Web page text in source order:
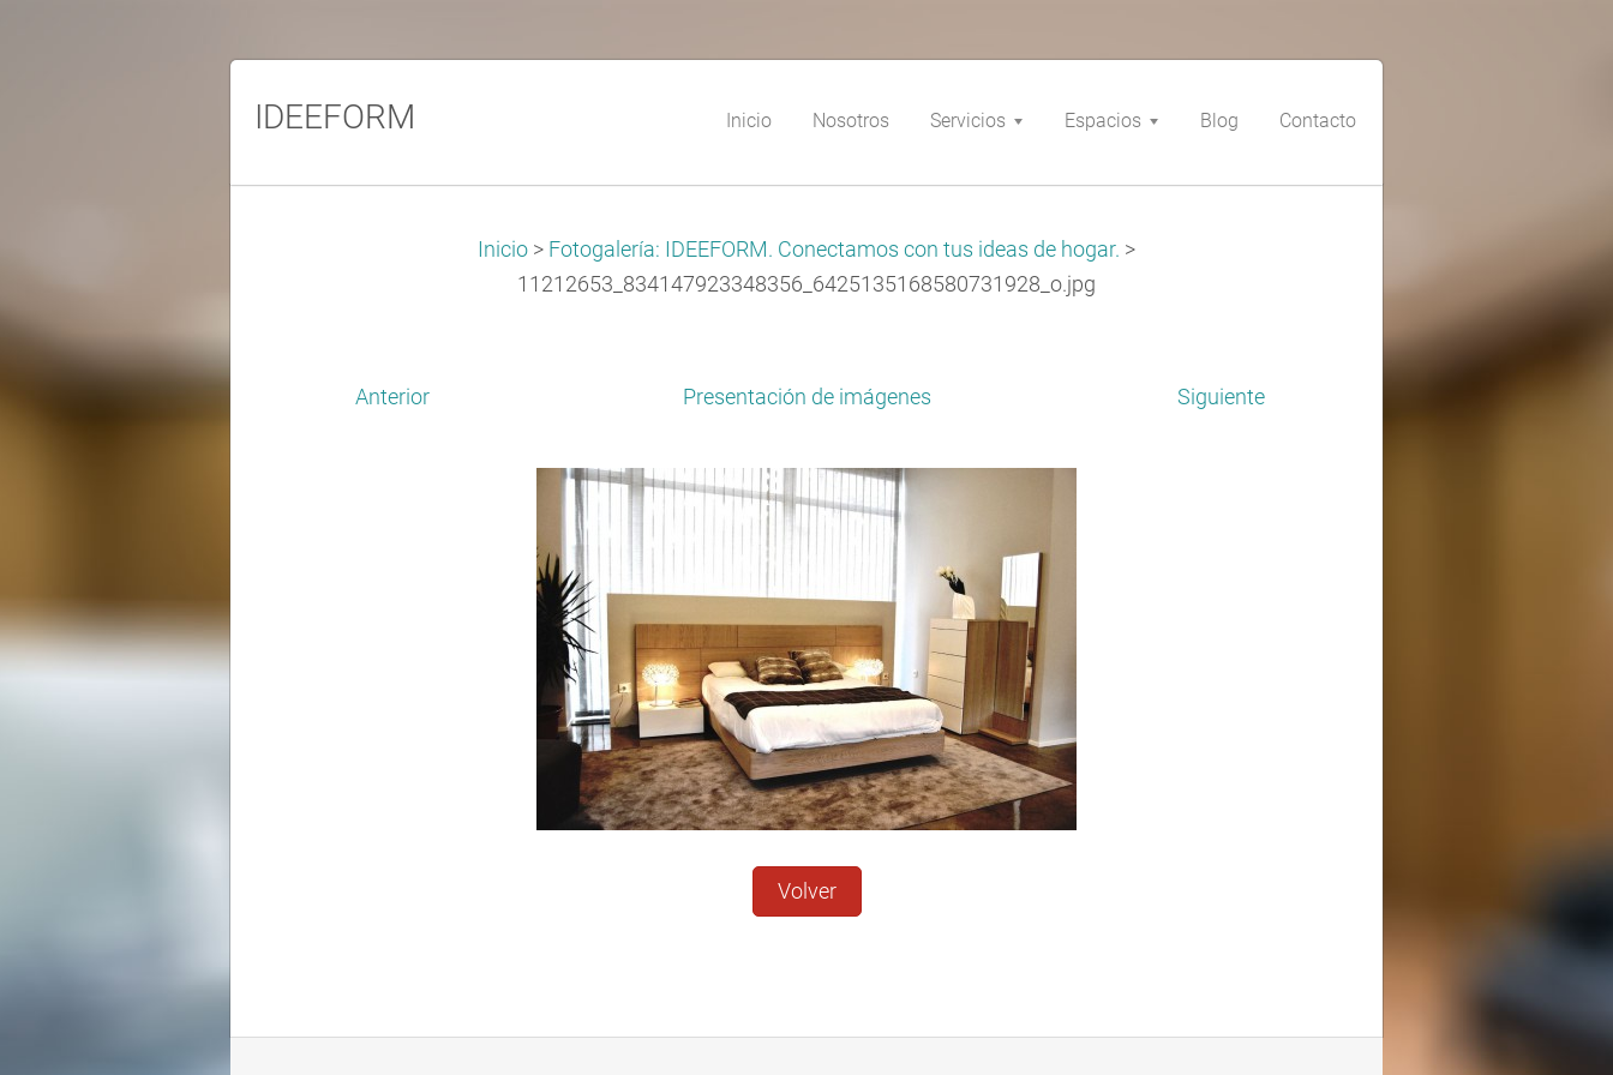
IDEEFORM Inicio Nosotros Servicios Espacios Blog Contacto
Inicio > Fotogalería: IDEEFORM. Conectamos con tus ideas de hogar. >
11212653_834147923348356_6425135168580731928_o.jpg
Anterior Presentación de imágenes Siguiente
Volver